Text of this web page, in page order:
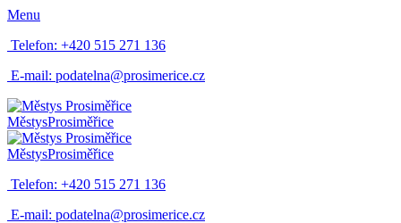
Menu
Telefon: +420 515 271 136
E-mail: podatelna@prosimerice.cz
MěstysProsiměřice
MěstysProsiměřice
Telefon: +420 515 271 136
E-mail: podatelna@prosimerice.cz